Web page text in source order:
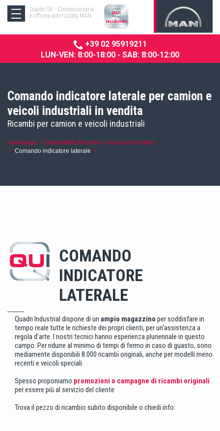
Quadri Srl - Concessionaria
e officina autorizzata MAN
+39 02 95919211
LUN-VEN: 8:00-18:00 - SAB: 8:00-12:00
Comando indicatore laterale per camion e
veicoli industriali in vendita
Ricambi per camion e veicoli industriali
Homepage Disponiblitá Ricambi
Accessori Elettrici
Comando indicatore laterale
COMANDO
INDICATORE
LATERALE
Quadri Industrial dispone di un ampio magazzino per soddisfare in
tempo reale tutte le richieste dei propri clienti, per un'assistenza a
regola d'arte. I nostri tecnici hanno esperienza pluriennale in questo
campo. Per ridurre al minimo di tempi di fermo in caso di guasto, sono
mediamente disponibili 8.000 ricambi originali, anche per modelli meno
recenti e veicoli speciali.
Spesso proponiamo promozioni o campagne di ricambi originali
per essere più al servizio del cliente
Trova il pezzo di ricambio subito disponibile o chiedi info: